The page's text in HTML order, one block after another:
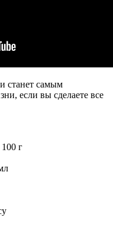
станет самым
если вы сделаете все
г